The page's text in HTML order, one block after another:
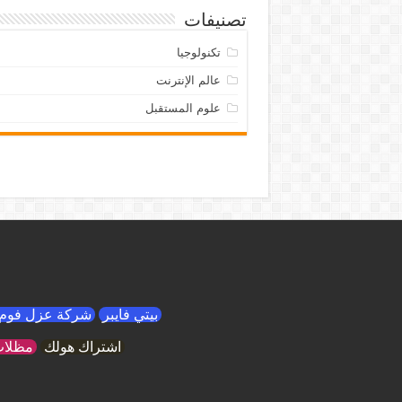
تصنيفات
تكنولوجيا
عالم الإنترنت
علوم المستقبل
بيتي فايبر شركة عزل
اشتراك هولك